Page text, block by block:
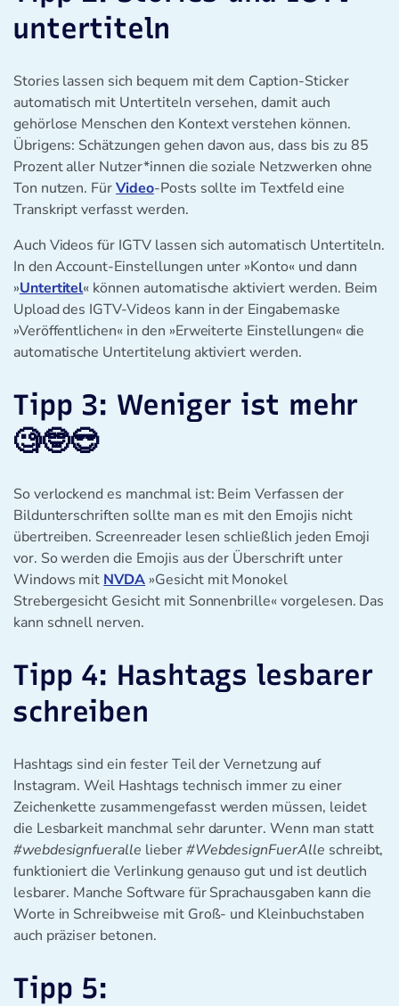
untertiteln
Stories lassen sich bequem mit dem Caption-Sticker
automatisch mit Untertiteln versehen, damit auch
gehörlose Menschen den Kontext verstehen können.
Übrigens: Schätzungen gehen davon aus, dass bis zu 85
Prozent aller Nutzer*innen die soziale Netzwerken ohne
Ton nutzen. FürVideo-Posts sollte im Textfeld eine
Transkript verfasst werden.
Auch Videos für IGTV lassen sich automatisch Untertiteln.
In den Account-Einstellungen unter »Konto« und dann
»Untertitel« können automatische aktiviert werden. Beim
Upload des IGTV-Videos kann in der Eingabemaske
»Veröffentlichen« in den »Erweiterte Einstellungen« die
automatische Untertitelung aktiviert werden.
Tipp 3: Weniger ist mehr
🧐🤓😎
So verlockend es manchmal ist: Beim Verfassen der
Bildunterschriften sollte man es mit den Emojis nicht
übertreiben. Screenreader lesen schließlich jeden Emoji
vor. So werden die Emojis aus der Überschrift unter
Windows mit NVDA »Gesicht mit Monokel
Strebergesicht Gesicht mit Sonnenbrille« vorgelesen. Das
kann schnell nerven.
Tipp 4: Hashtags lesbarer
schreiben
Hashtags sind ein fester Teil der Vernetzung auf
Instagram. Weil Hashtags technisch immer zu einer
Zeichenkette zusammengefasst werden müssen, leidet
die Lesbarkeit manchmal sehr darunter. Wenn man statt
#webdesignfueralle lieber#WebdesignFuerAlle schreibt,
funktioniert die Verlinkung genauso gut und ist deutlich
lesbarer. Manche Software für Sprachausgaben kann die
Worte in Schreibweise mit Groß- und Kleinbuchstaben
auch präziser betonen.
Tipp 5: